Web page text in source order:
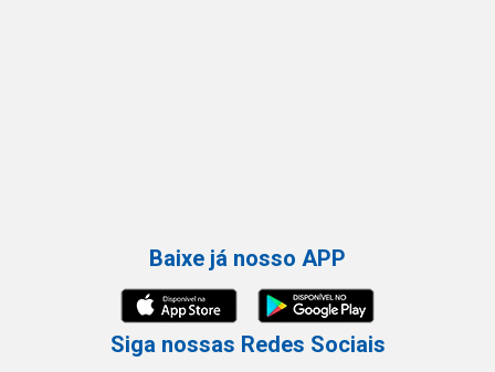
Baixe já nosso APP
Siga nossas Redes Sociais